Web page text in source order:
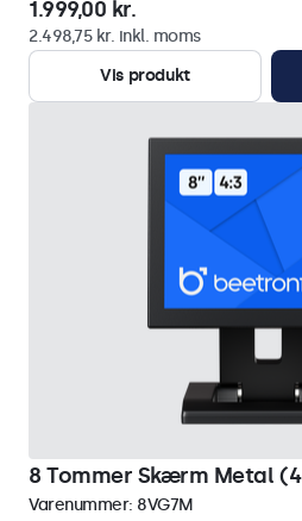
1.999,00 kr.
2.498,75 kr. inkl. moms
Vis produkt
8 Tommer Skærm Metal
Varenummer: 8VG7M